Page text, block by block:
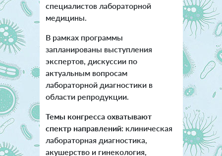
специалистов лабораторной
медицины.
В рамках программы
запланированы выступления
экспертов, дискуссии по
актуальным вопросам
лабораторной диагностики в
области репродукции.
Темы конгресса охватывают
спектр направлений:клиническая
лабораторная диагностика,
акушерство и гинекология,